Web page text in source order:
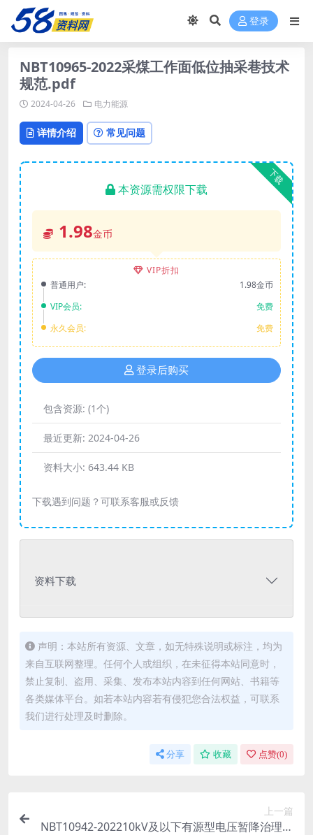
登录
NBT10965-2022采煤工作面低位抽采巷技术
规范.pdf
2024-04-26 电力能源
详情介绍 常见问题
下载
本资源需权限下载
1.98金币
VIP折扣
普通用户:
1.98金币
VIP会员:
免费
永久会员:
免费
登录后购买
包含资源: (1个)
最近更新: 2024-04-26
资料大小: 643.44 KB
下载遇到问题？可联系客服或反馈
资料下载
声明：本站所有资源、文章，如无特殊说明或标注，均为
来自互联网整理。任何个人或组织，在未征得本站同意时，
禁止复制、盗用、采集、发布本站内容到任何网站、书籍等
各类媒体平台。如若本站内容若有侵犯您合法权益，可联系
我们进行处理及时删除。
分享 收藏 点赞(0)
上一篇
NBT10942-202210kV及以下有源型电压暂降治理设